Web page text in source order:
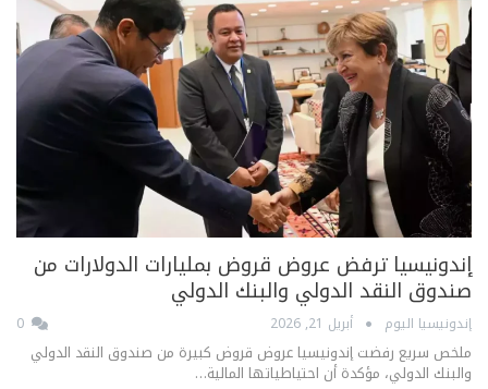
إندونيسيا ترفض عروض قروض بمليارات الدولارات من
صندوق النقد الدولي والبنك الدولي
إندونيسيا اليوم أبريل 21, 2026
ملخص سريع رفضت إندونيسيا عروض قروض كبيرة من صندوق النقد الدولي
والبنك الدولي، مؤكدة أن احتياطياتها المالية…